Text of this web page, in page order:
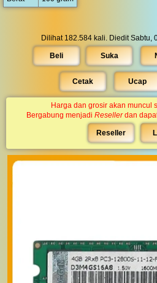
Dilihat 182.584 kali. Diedit Sabtu,
Beli Suka
Cetak Ucap
Harga dan grosir akan muncul
Bergabung menjadi Resellerdan
Reseller